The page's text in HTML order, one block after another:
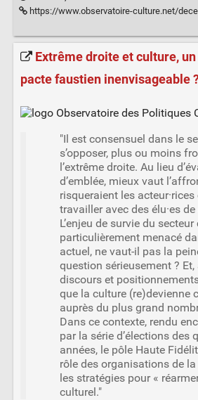
https://www.observatoire-culture.net/decentralisation-culturelle-
Extrême droite et culture, un
pacte faustien inenvisageable
"Il est consensuel dans le
s’opposer, plus ou moins
l’extrême droite. Au lieu
d’emblée, mieux vaut
risqueraient les acteur·rices
travailler avec des élu·es
L’enjeu de survie du
particulièrement menacé
actuel, ne vaut-il pas la
question sérieusement ? Et,
discours et
que la culture (re)devienne
auprès du plus grand
Dans ce contexte, rendu
par la série d’élections des
années, le pôle Haute
rôle des organisations de
les stratégies pour «
culturel."